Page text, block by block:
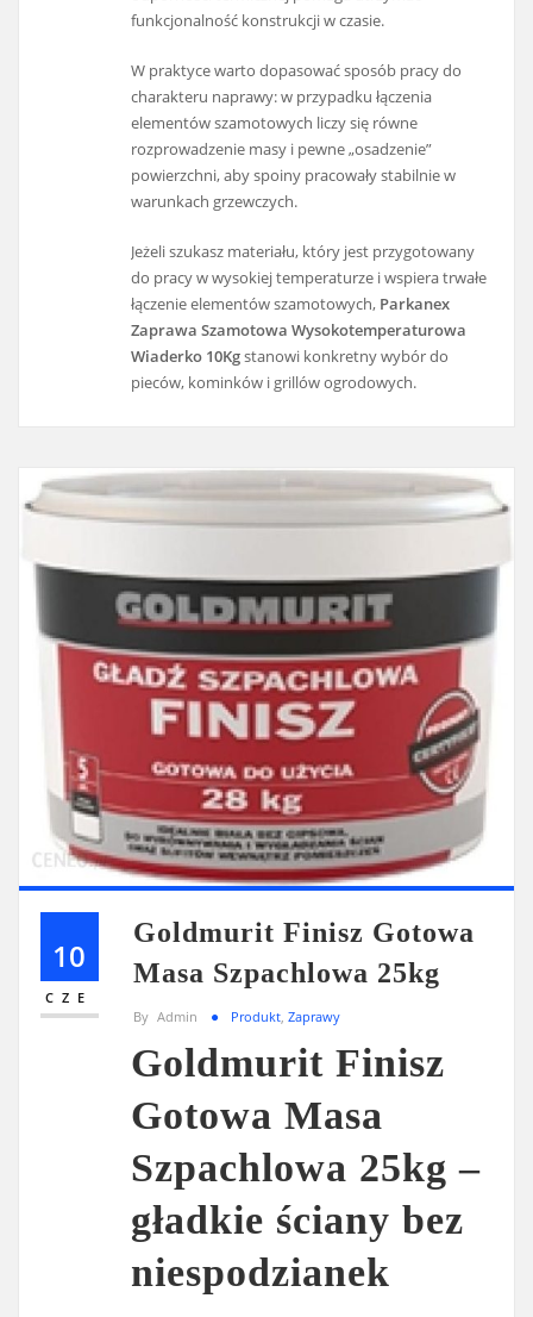
funkcjonalność konstrukcji w czasie.
W praktyce warto dopasować sposób pracy do
charakteru naprawy: w przypadku łączenia
elementów szamotowych liczy się równe
rozprowadzenie masy i pewne „osadzenie”
powierzchni, aby spoiny pracowały stabilnie w
warunkach grzewczych.
Jeżeli szukasz materiału, który jest przygotowany
do pracy w wysokiej temperaturze i wspiera trwałe
łączenie elementów szamotowych, Parkanex
Zaprawa Szamotowa Wysokotemperaturowa
Wiaderko 10Kgstanowi konkretny wybór do
pieców, kominków i grillów ogrodowych.
10
CZE
Goldmurit Finisz Gotowa
Masa Szpachlowa 25kg
By Admin Produkt, Zaprawy
Goldmurit Finisz
Gotowa Masa
Szpachlowa 25kg –
gładkie ściany bez
niespodzianek